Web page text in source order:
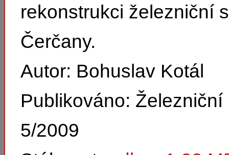
rekonstrukci železniční
Čerčany.
Autor: Bohuslav Kotál
Publikováno:
5/2009